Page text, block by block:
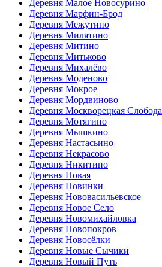
Деревня Малое Новосурино
Деревня Марфин-Брод
Деревня Межутино
Деревня Милятино
Деревня Митино
Деревня Митьково
Деревня Михалёво
Деревня Моденово
Деревня Мокрое
Деревня Мордвиново
Деревня Москворецкая Слобода
Деревня Мотягино
Деревня Мышкино
Деревня Настасьино
Деревня Некрасово
Деревня Никитино
Деревня Новая
Деревня Новинки
Деревня Нововасильевское
Деревня Новое Село
Деревня Новомихайловка
Деревня Новопокров
Деревня Новосёлки
Деревня Новые Сычики
Деревня Новый Путь